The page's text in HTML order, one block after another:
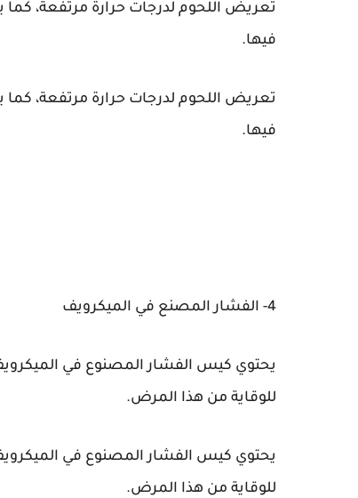
تعريض اللحوم لدرجات حرارة مرتفعة، كما
فيها.
تعريض اللحوم لدرجات حرارة مرتفعة، كما
فيها.
4- الفشار المصنع في الميكرويف
يحتوي كيس الفشار المصنوع في
للوقاية من هذا المرض.
يحتوي كيس الفشار المصنوع في
للوقاية من هذا المرض.